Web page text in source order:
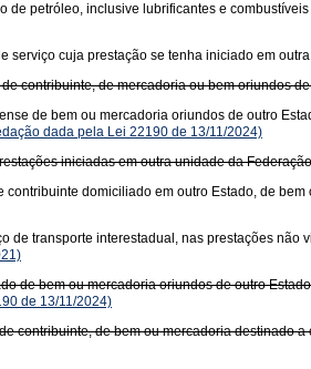
de petróleo, inclusive lubrificantes e
serviço cuja prestação se tenha iniciado em
contribuinte, de mercadoria ou bem oriundos
de bem ou mercadoria oriundos de outro
dada pela Lei 22190 de 13/11/2024)
iniciadas em outra unidade da
contribuinte domiciliado em outro Estado, de
de transporte interestadual, nas prestações
de bem ou mercadoria oriundos de outro
de 13/11/2024)
contribuinte, de bem ou mercadoria destinado